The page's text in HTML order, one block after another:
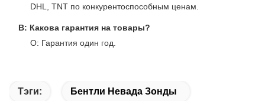
DHL, TNT по конкурентоспособным ценам.
В: Какова гарантия на товары?
О: Гарантия один год.
Тэги: Бентли Невада Зонды